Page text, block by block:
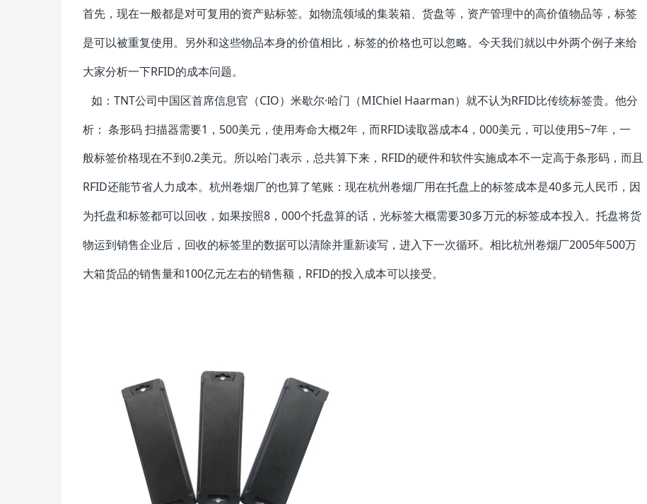
首先，现在一般都是对可复用的资产贴标签。如物流领域的集装箱、货盘等，资产管理中的高价值物品等，标签
是可以被重复使用。另外和这些物品本身的价值相比，标签的价格也可以忽略。今天我们就以中外两个例子来给
大家分析一下RFID的成本问题。
如：TNT公司中国区首席信息官（CIO）米歇尔·哈门（MIChiel Haarman）就不认为RFID比传统标签贵。他分
析： 条形码 扫描器需要1，500美元，使用寿命大概2年，而RFID读取器成本4，000美元，可以使用5~7年，一
般标签价格现在不到0.2美元。所以哈门表示，总共算下来，RFID的硬件和软件实施成本不一定高于条形码，而且
RFID还能节省人力成本。杭州卷烟厂的也算了笔账：现在杭州卷烟厂用在托盘上的标签成本是40多元人民币，因
为托盘和标签都可以回收，如果按照8，000个托盘算的话，光标签大概需要30多万元的标签成本投入。托盘将货
物运到销售企业后，回收的标签里的数据可以清除并重新读写，进入下一次循环。相比杭州卷烟厂2005年500万
大箱货品的销售量和100亿元左右的销售额，RFID的投入成本可以接受。